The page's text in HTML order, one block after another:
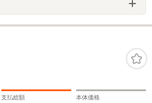
支払総額 本体価格